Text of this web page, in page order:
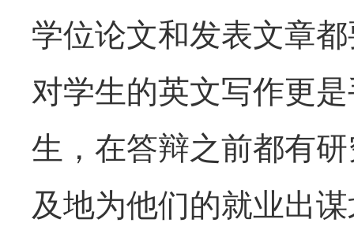
学位论文和发表文章
对学生的英文写作更
生，在答辩之前都有
及地为他们的就业出